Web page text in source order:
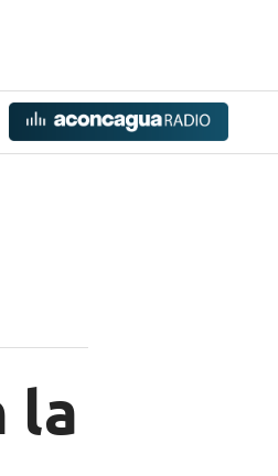
la